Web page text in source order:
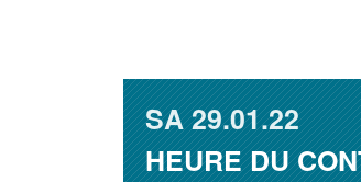
SA29.01.22
HEURE DU